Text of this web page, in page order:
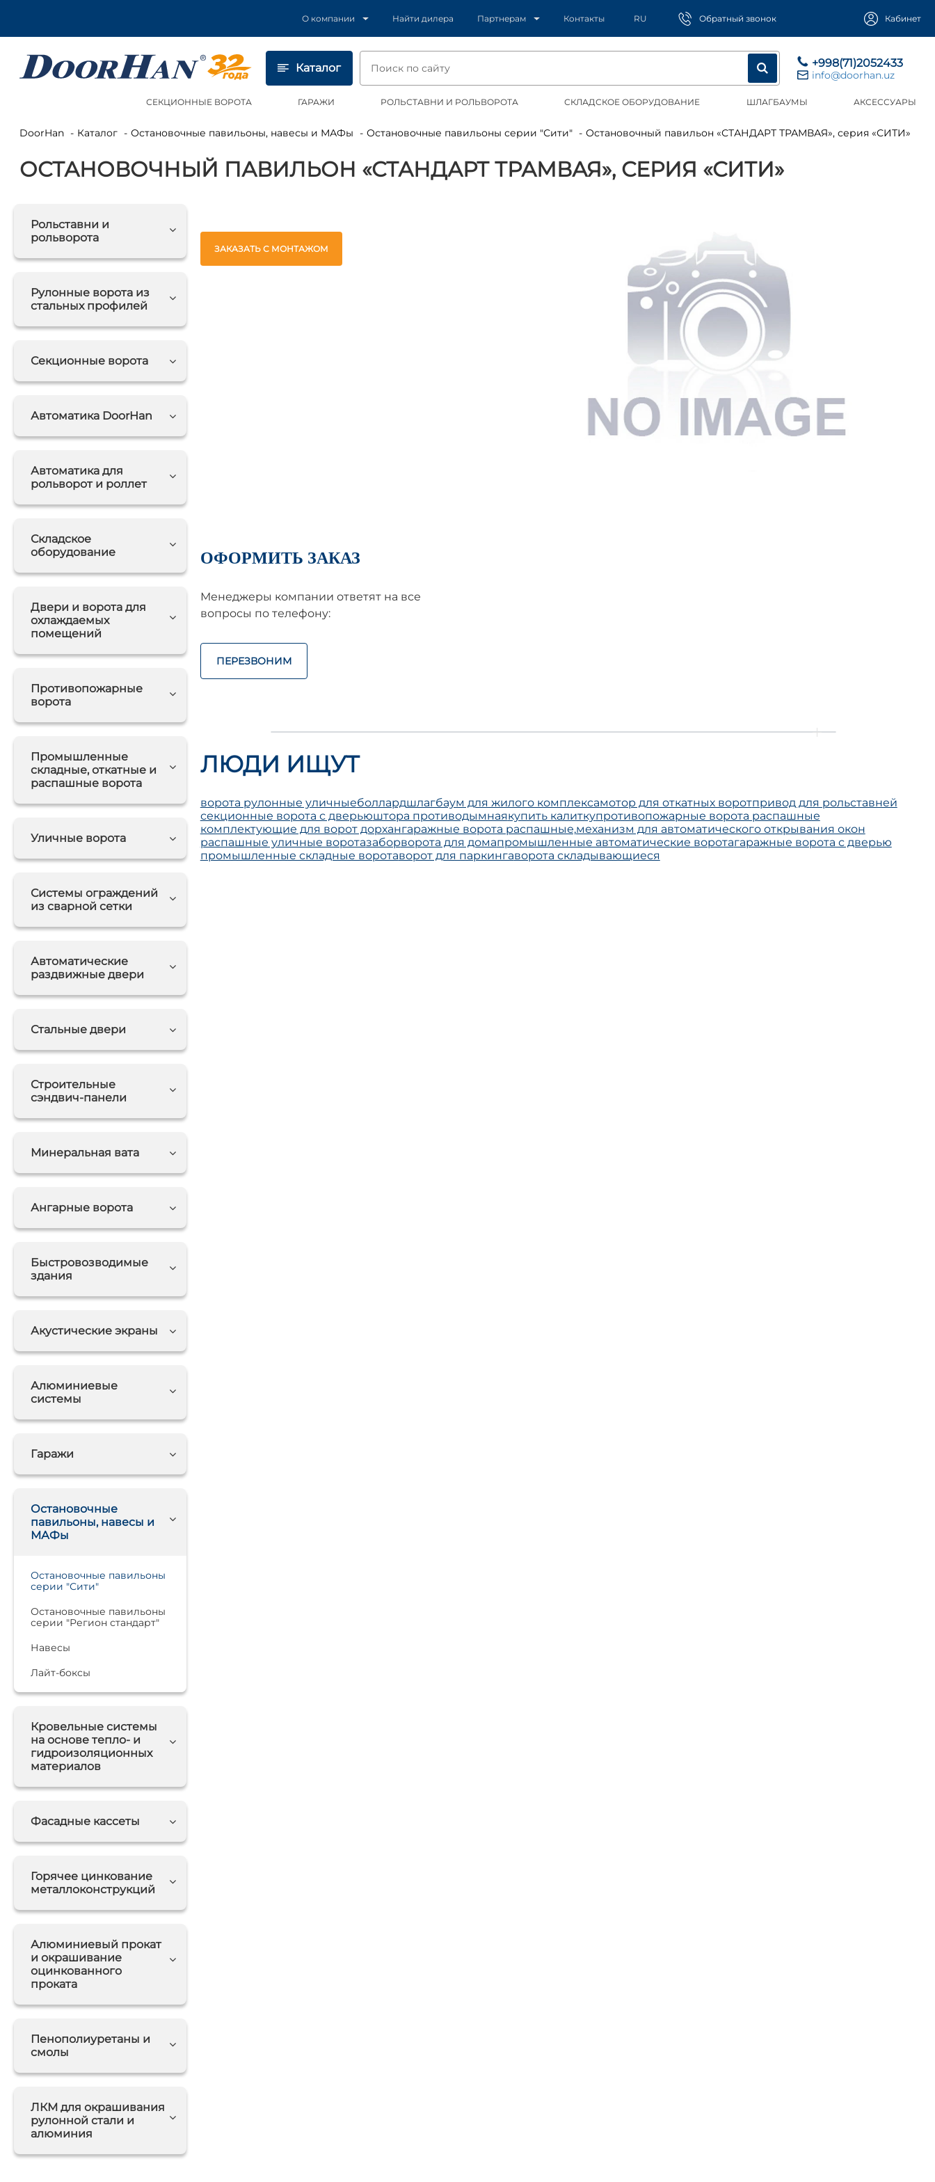
О компании Найти дилера Партнерам Контакты RU Обратный звонок Кабинет
Каталог +998(71)2052433
info@doorhan.uz
СЕКЦИОННЫЕ ВОРОТА ГАРАЖИ РОЛЬСТАВНИ И РОЛЬВОРОТА СКЛАДСКОЕ ОБОРУДОВАНИЕ ШЛАГБАУМЫ АКСЕССУАРЫ
DoorHan Каталог Остановочные павильоны, навесы и МАФы Остановочные павильоны серии "Сити" Остановочный павильон «СТАНДАРТ ТРАМВАЯ», серия «СИТИ»
ОСТАНОВОЧНЫЙ ПАВИЛЬОН «СТАНДАРТ ТРАМВАЯ», СЕРИЯ «СИТИ»
Рольставни и
рольворота
Рулонные ворота из
стальных профилей
Секционные ворота
Автоматика DoorHan
Автоматика для
рольворот и роллет
Складское
оборудование
Двери и ворота для
охлаждаемых
помещений
Противопожарные
ворота
Промышленные
складные, откатные и
распашные ворота
Уличные ворота
Системы ограждений
из сварной сетки
Автоматические
раздвижные двери
Стальные двери
Строительные
сэндвич-панели
Минеральная вата
Ангарные ворота
Быстровозводимые
здания
Акустические экраны
Алюминиевые
системы
Гаражи
Остановочные
павильоны, навесы и
МАФы
Остановочные павильоны
серии "Сити"
Остановочные павильоны
серии "Регион стандарт"
Навесы
Лайт-боксы
Кровельные системы
на основе тепло- и
гидроизоляционных
материалов
Фасадные кассеты
Горячее цинкование
металлоконструкций
Алюминиевый прокат
и окрашивание
оцинкованного
проката
Пенополиуретаны и
смолы
ЛКМ для окрашивания
рулонной стали и
алюминия
ЗАКАЗАТЬ С МОНТАЖОМ
ОФОРМИТЬ ЗАКАЗ
Менеджеры компании ответят на все
вопросы по телефону:
ПЕРЕЗВОНИМ
ЛЮДИ ИЩУТ
ворота рулонные уличныеболлардшлагбаум для жилого комплексамотор для откатных воротпривод для рольставней
секционные ворота с дверьюштора противодымнаякупить калиткупротивопожарные ворота распашные
комплектующие для ворот дорхангаражные ворота распашные,механизм для автоматического открывания окон
распашные уличные воротазаборворота для домапромышленные автоматические воротагаражные ворота с дверью
промышленные складные воротаворот для паркингаворота складывающиеся